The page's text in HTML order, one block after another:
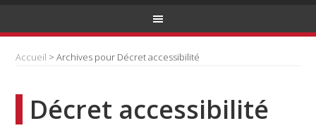
Accueil > Archives pour Décret accessibilité
Décret accessibilité